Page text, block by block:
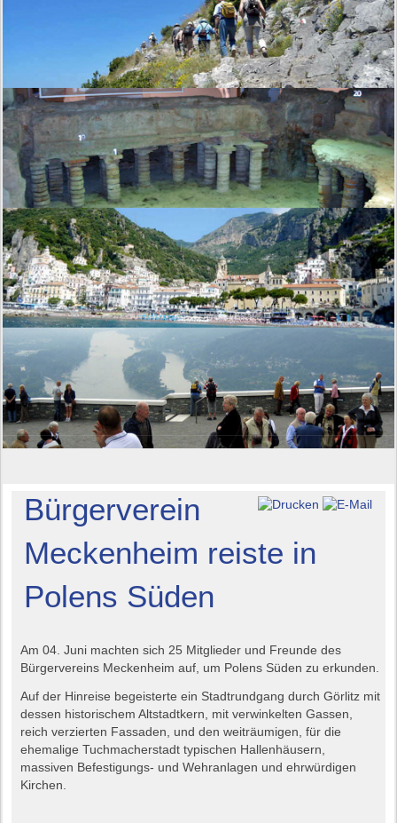
Bürgerverein
Meckenheim reiste in
Polens Süden
Am 04. Juni machten sich 25 Mitglieder und Freunde des
Bürgervereins Meckenheim auf, um Polens Süden zu erkunden.
Auf der Hinreise begeisterte ein Stadtrundgang durch Görlitz mit
dessen historischem Altstadtkern, mit verwinkelten Gassen,
reich verzierten Fassaden, und den weiträumigen, für die
ehemalige Tuchmacherstadt typischen Hallenhäusern,
massiven Befestigungs- und Wehranlagen und ehrwürdigen
Kirchen.